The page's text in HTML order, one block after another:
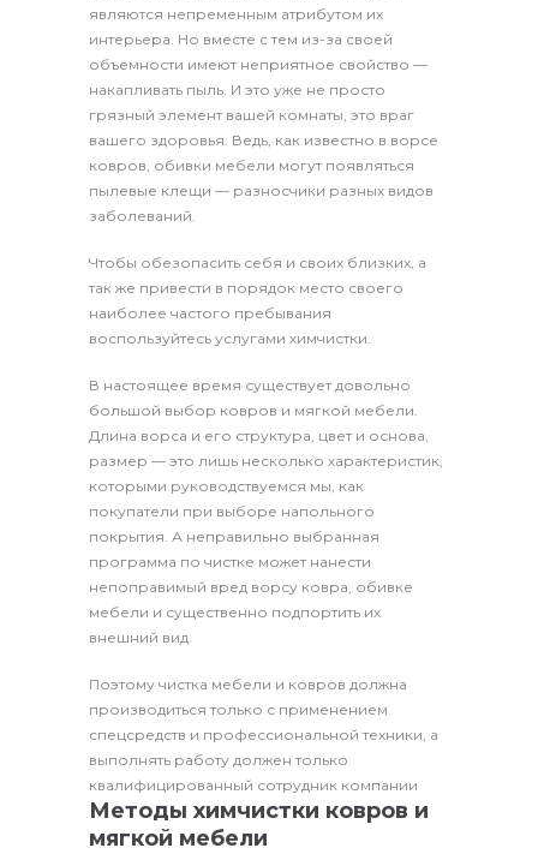
являются непременным атрибутом их
интерьера. Но вместе с тем из-за своей
объемности имеют неприятное свойство —
накапливать пыль. И это уже не просто
грязный элемент вашей комнаты, это враг
вашего здоровья. Ведь, как известно в ворсе
ковров, обивки мебели могут появляться
пылевые клещи — разносчики разных видов
заболеваний.
Чтобы обезопасить себя и своих близких, а
так же привести в порядок место своего
наиболее частого пребывания
воспользуйтесь услугами химчистки.
В настоящее время существует довольно
большой выбор ковров и мягкой мебели.
Длина ворса и его структура, цвет и основа,
размер — это лишь несколько характеристик,
которыми руководствуемся мы, как
покупатели при выборе напольного
покрытия. А неправильно выбранная
программа по чистке может нанести
непоправимый вред ворсу ковра, обивке
мебели и существенно подпортить их
внешний вид.
Поэтому чистка мебели и ковров должна
производиться только с применением
спецсредств и профессиональной техники, а
выполнять работу должен только
квалифицированный сотрудник компании
Методы химчистки ковров и
мягкой мебели